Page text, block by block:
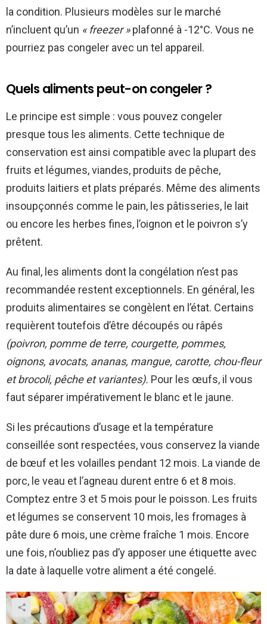
la condition. Plusieurs modèles sur le marché
n’incluent qu’un « freezer »plafonné à -12°C. Vous ne
pourriez pas congeler avec un tel appareil.
Quels aliments peut-on congeler ?
Le principe est simple : vous pouvez congeler
presque tous les aliments. Cette technique de
conservation est ainsi compatible avec la plupart des
fruits et légumes, viandes, produits de pêche,
produits laitiers et plats préparés. Même des aliments
insoupçonnés comme le pain, les pâtisseries, le lait
ou encore les herbes fines, l’oignon et le poivron s’y
prêtent.
Au final, les aliments dont la congélation n’est pas
recommandée restent exceptionnels. En général, les
produits alimentaires se congèlent en l’état. Certains
requièrent toutefois d’être découpés ou râpés
(poivron, pomme de terre, courgette, pommes,
oignons, avocats, ananas, mangue, carotte, chou-fleur
et brocoli, pêche et variantes). Pour les œufs, il vous
faut séparer impérativement le blanc et le jaune.
Si les précautions d’usage et la température
conseillée sont respectées, vous conservez la viande
de bœuf et les volailles pendant 12 mois. La viande de
porc, le veau et l’agneau durent entre 6 et 8 mois.
Comptez entre 3 et 5 mois pour le poisson. Les fruits
et légumes se conservent 10 mois, les fromages à
pâte dure 6 mois, une crème fraîche 1 mois. Encore
une fois, n’oubliez pas d’y apposer une étiquette avec
la date à laquelle votre aliment a été congelé.